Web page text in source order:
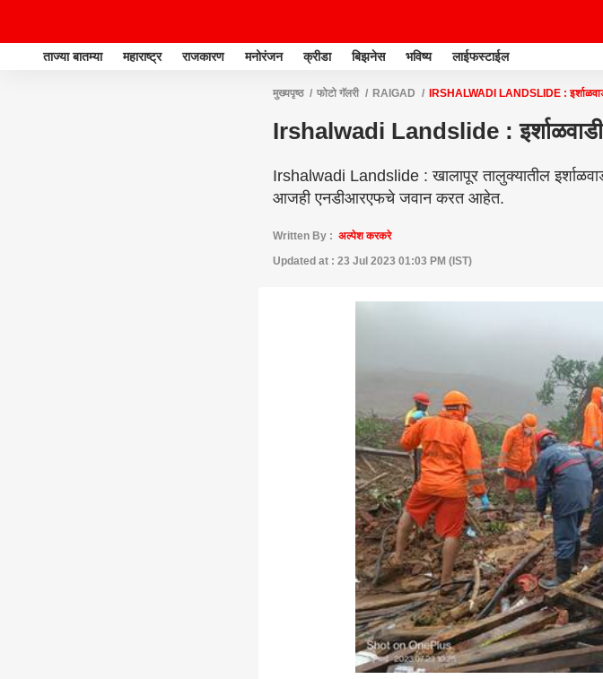
ताज्या बातम्या महाराष्ट्र राजकारण मनोरंजन क्रीडा बिझनेस भविष्य लाईफस्टाईल
मुख्यपृष्ठ फोटो गॅलरी RAIGAD IRSHALWADI LANDSLIDE :
Irshalwadi Landslide :
Irshalwadi Landslide : खालापूर तालुक्यातील
आजही एनडीआरएफचे जवान करत आहेत.
Written By : अल्पेश करकरे
Updated at : 23 Jul 2023 01:03 PM (IST)